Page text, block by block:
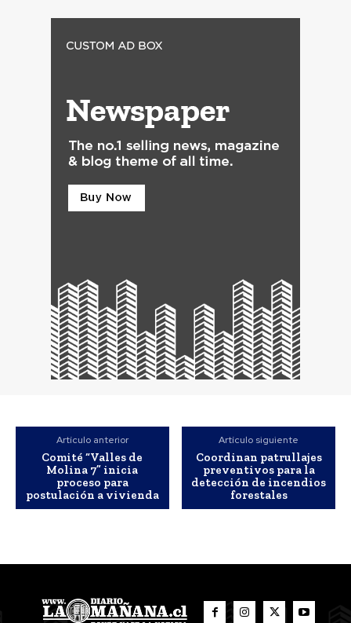
Artículo anterior
Comité “Valles de
Molina 7” inicia
proceso para
postulación a vivienda
Artículo siguiente
Coordinan patrullajes
preventivos para la
detección de incendios
forestales